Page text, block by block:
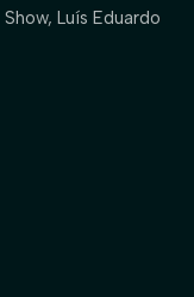
Luís Eduardo